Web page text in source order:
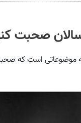
صحبت
موضوعاتی است که